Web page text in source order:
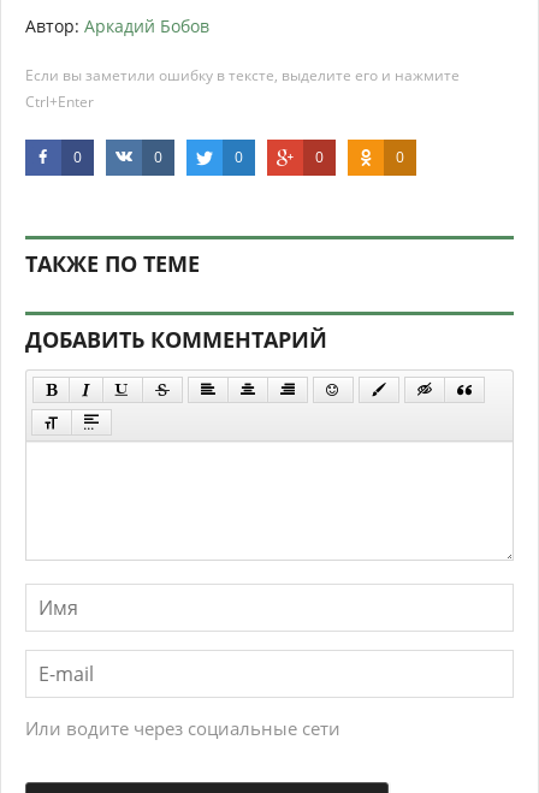
Автор: Аркадий Бобов
Если вы заметили ошибку в тексте, выделите его и нажмите
Ctrl+Enter
0 0 0 0 0
ТАКЖЕ ПО ТЕМЕ
ДОБАВИТЬ КОММЕНТАРИЙ
Или водите через социальные сети